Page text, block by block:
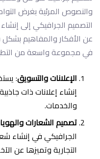
والنصوص المرئية بغرض
التصميم الجرافيكي إلى
عن الأفكار والمفاهيم
في مجموعة واسعة من
الإعلانات والتسويق:
إنشاء إعلانات ذات
والخدمات.
تصميم الشعارات
الجرافيكي في إنشاء
التجارية وتميزها عن